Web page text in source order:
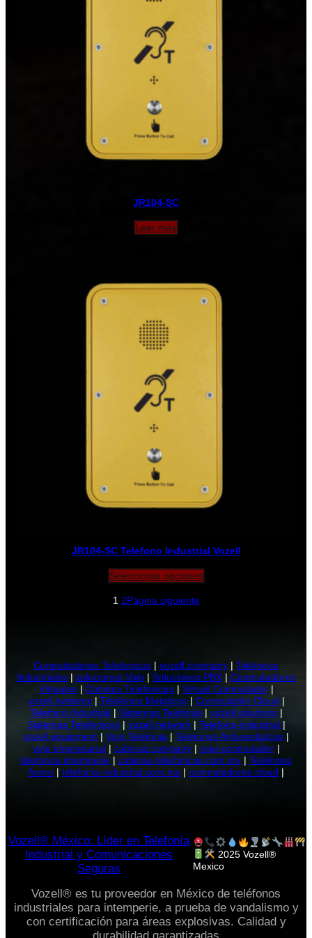
JR104-SC
Leer más
JR104-SC Telefono Industrial Vozell
Seleccionar opciones
1 2Página siguiente
Conmutadores Telefonicos | vozell.company | Telefonos
Industriales| soluciones Voip| Soluciones PBX| Conmutadores
Virtuales| Cabinas Telefonicas| Virtual Conmutador|
vozell.systems| Telefonos Metalicos| Conmutador Cloud |
Telefono Industrial| Sistemas Telefonia| vozell.solutions|
Sistemas Telefonicos| vozell.network| Telefono-industrial |
vozell.equipment | Voip Telefonia | Telefonos Antivandalicos |
voip empresarial| cabinas.company| voip-conmutador|
telefonos intemperie | cabinas-telefonicas.com.mx | Telefonos
Acero | telefonia-industrial.com.mx | conmutadores.cloud |
Vozell® México: Líder en Telefonía
Industrial y Comunicaciones
Seguras
2025 Vozell®
Mexico
Vozell® es tu proveedor en México de teléfonos
industriales para intemperie, a prueba de vandalismo y
con certificación para áreas explosivas. Calidad y